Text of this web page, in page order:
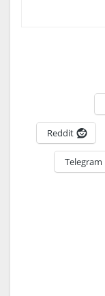
Reddit
Telegram